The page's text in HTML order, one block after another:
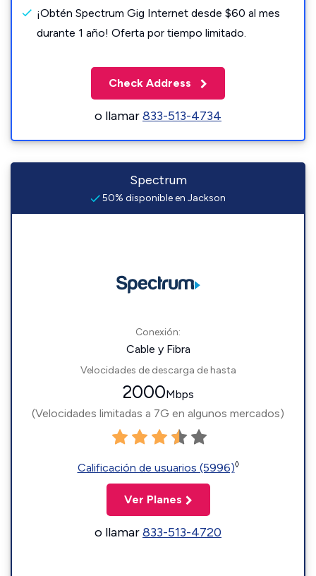
¡Obtén Spectrum Gig Internet desde $60 al mes
durante 1 año! Oferta por tiempo limitado.
Check Address
o llamar833-513-4734
Spectrum
50% disponible en Jackson
Conexión:
Cable y Fibra
Velocidades de descarga de hasta
2000Mbps
(Velocidades limitadas a 7G en algunos mercados)
Calificación de usuarios (5996)◊
Ver Planes
o llamar833-513-4720